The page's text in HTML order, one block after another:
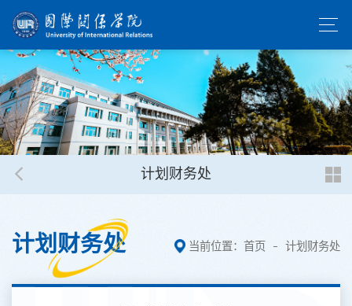
计划财务处
计划财务处 当前位置： 首页 计划财务处